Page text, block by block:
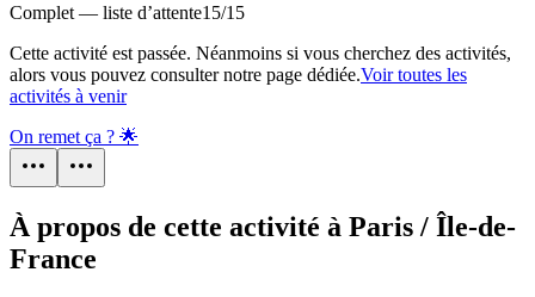
Complet — liste d’attente15/15
Cette activité est passée. Néanmoins si vous cherchez des activités,
alors vous pouvez consulter notre page dédiée.Voir toutes les
activités à venir
On remet ça ? 🌟
À propos de cette activité à Paris / Île-de-
France